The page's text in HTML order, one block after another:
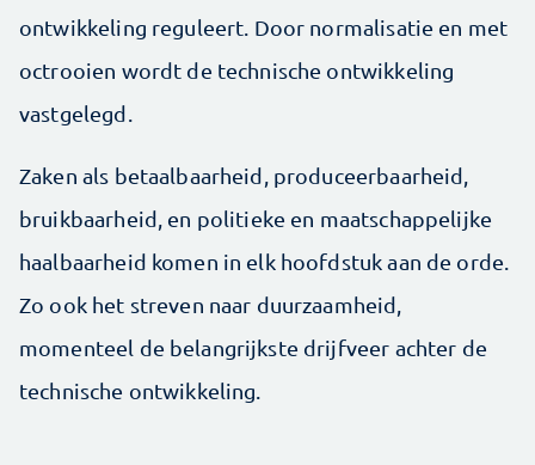
ontwikkeling reguleert. Door normalisatie en met
octrooien wordt de technische ontwikkeling
vastgelegd.
Zaken als betaalbaarheid, produceerbaarheid,
bruikbaarheid, en politieke en maatschappelijke
haalbaarheid komen in elk hoofdstuk aan de orde.
Zo ook het streven naar duurzaamheid,
momenteel de belangrijkste drijfveer achter de
technische ontwikkeling.